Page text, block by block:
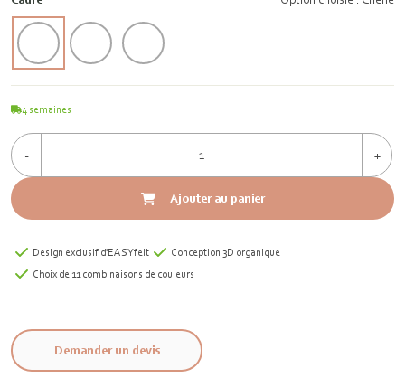
4 semaines
- +
Ajouter au panier
Design exclusif d'EASYfelt
Conception 3D organique
Choix de 11 combinaisons de couleurs
Demander un devis